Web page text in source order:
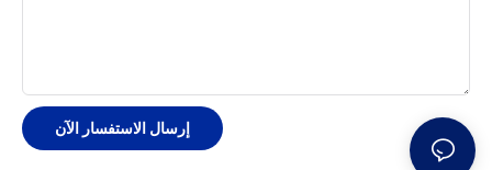
إرسال الاستفسار الآن